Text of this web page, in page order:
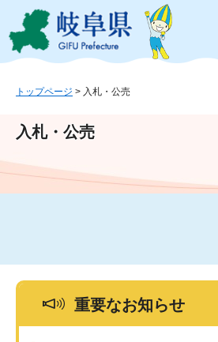
ジ
ュ
文
このページの本文へ
トップページ > 入札・公売
入札・公売
重要なお知らせ